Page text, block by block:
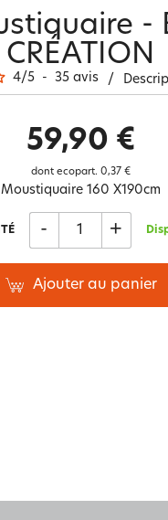
-
CRÉATION
4/5 - 35 avis /
59,90 €
dont ecopart. 0,37 €
Moustiquaire 160 X190cm
- +
Ajouter au panier